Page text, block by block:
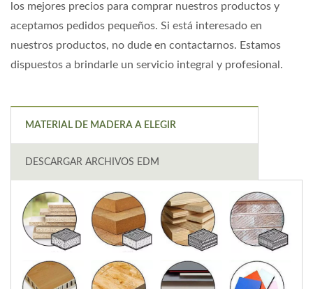
los mejores precios para comprar nuestros productos y
aceptamos pedidos pequeños. Si está interesado en
nuestros productos, no dude en contactarnos. Estamos
dispuestos a brindarle un servicio integral y profesional.
MATERIAL DE MADERA A ELEGIR
DESCARGAR ARCHIVOS EDM